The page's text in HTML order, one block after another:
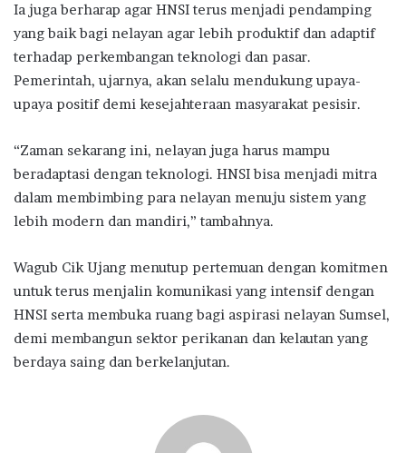
Ia juga berharap agar HNSI terus menjadi pendamping
yang baik bagi nelayan agar lebih produktif dan adaptif
terhadap perkembangan teknologi dan pasar.
Pemerintah, ujarnya, akan selalu mendukung upaya-
upaya positif demi kesejahteraan masyarakat pesisir.
“Zaman sekarang ini, nelayan juga harus mampu
beradaptasi dengan teknologi. HNSI bisa menjadi mitra
dalam membimbing para nelayan menuju sistem yang
lebih modern dan mandiri,” tambahnya.
Wagub Cik Ujang menutup pertemuan dengan komitmen
untuk terus menjalin komunikasi yang intensif dengan
HNSI serta membuka ruang bagi aspirasi nelayan Sumsel,
demi membangun sektor perikanan dan kelautan yang
berdaya saing dan berkelanjutan.